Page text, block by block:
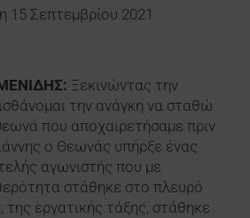
15 Σεπτεμβρίου 2021
Ξεκινώντας την
την ανάγκη να σταθώ
που αποχαιρετήσαμε πριν
ο Θεωνάς υπήρξε ένας
αγωνιστής που με
στάθηκε στο πλευρό
εργατικής τάξης, στάθηκε